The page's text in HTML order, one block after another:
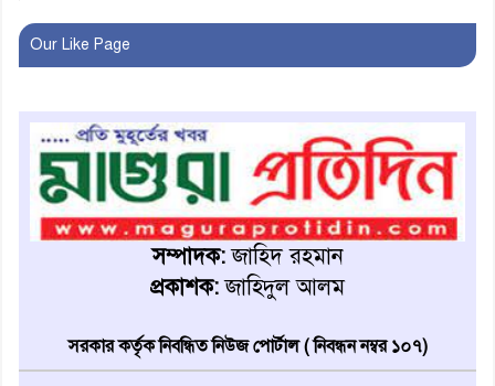
রোববার থেকে ভারতীয় ট্যুরিস্ট
মাগুরায় জাতীয় ভিটামিন ‘এ’ প্লাস
ক্যাম্পেইন উপলক্ষে সাংবাদিক
অবহিতকরণ
মাগুরায় আ’লীগের প্রতিষ্ঠাবার্ষিকীর
কর্মসূচি প্রতিরোধে বিএনপির
মোটরসাইকেল শোডাউন
খুব শিঘ্রই কর্মস্থলে ফিরবেন
মাগুরার ডিসি
Our Like Page
সম্পাদক:জাহিদ রহমান
প্রকাশক:জাহিদুল আলম
সরকার কর্তৃক নিবন্ধিত নিউজ পোর্টাল ( নিবন্ধন নম্বর ১০৭)